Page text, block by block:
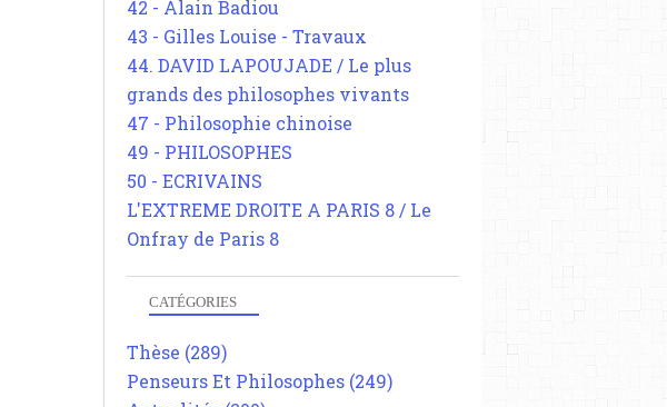
42 - Alain Badiou
43 - Gilles Louise - Travaux
44. DAVID LAPOUJADE / Le plus
grands des philosophes vivants
47 - Philosophie chinoise
49 - PHILOSOPHES
50 - ECRIVAINS
L'EXTREME DROITE A PARIS 8 / Le
Onfray de Paris 8
CATÉGORIES
Thèse (289)
Penseurs Et Philosophes (249)